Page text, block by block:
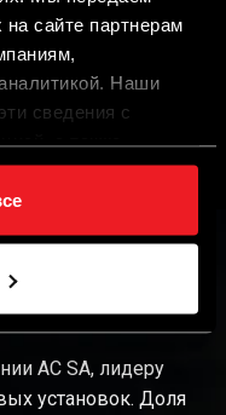
сайте партнерам
Наши
сведения с
а также
использовании
AC SA, лидеру
установок. Доля